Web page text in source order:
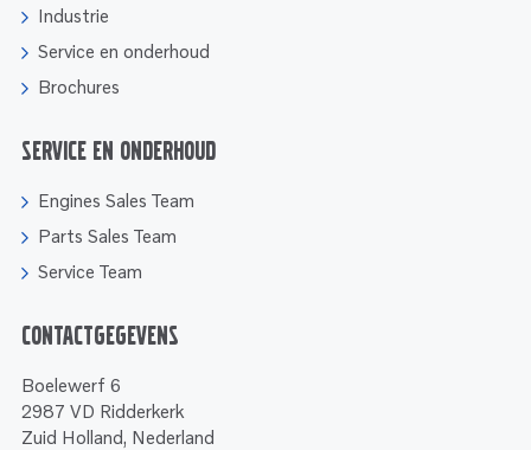
Industrie
Service en onderhoud
Brochures
Service en onderhoud
Engines Sales Team
Parts Sales Team
Service Team
Contactgegevens
Boelewerf 6
2987 VD Ridderkerk
Zuid Holland, Nederland